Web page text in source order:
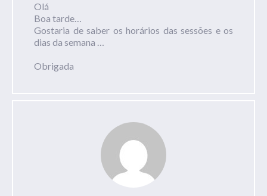
Olá
Boa tarde…
Gostaria de saber os horários das sessões e os
dias da semana …
Obrigada